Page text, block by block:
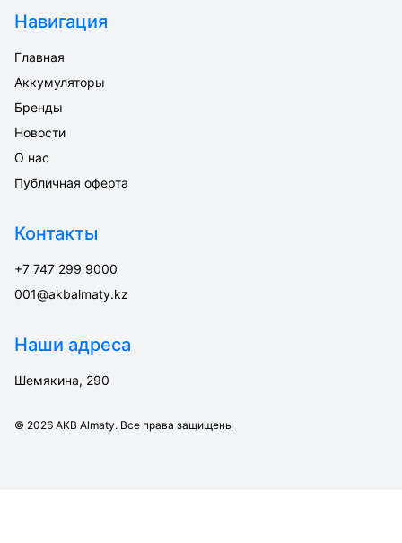
Навигация
Главная
Аккумуляторы
Бренды
Новости
О нас
Публичная оферта
Контакты
+7 747 299 9000
001@akbalmaty.kz
Наши адреса
Шемякина, 290
© 2026 AKB Almaty. Все права защищены